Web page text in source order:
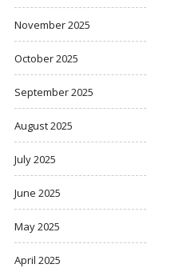
November 2025
October 2025
September 2025
August 2025
July 2025
June 2025
May 2025
April 2025